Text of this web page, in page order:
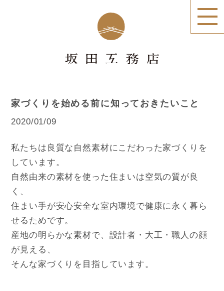
家づくりを始める前に知っておきたいこと
2020/01/09
私たちは良質な自然素材にこだわった家づくりを
しています。
自然由来の素材を使った住まいは空気の質が良
く、
住まい手が安心安全な室内環境で健康に永く暮ら
せるためです。
産地の明らかな素材で、設計者・大工・職人の顔
が見える、
そんな家づくりを目指しています。